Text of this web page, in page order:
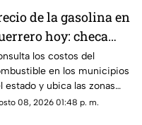
de la gasolina en
hoy: checa
cuestan los
los costos del
en los municipios
estado y ubica las zonas
las tarifas más accesibles
08, 2026 01:48 p. m.